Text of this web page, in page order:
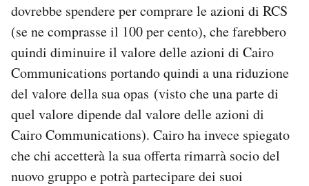
dovrebbe spendere per comprare le azioni di RCS
(se ne comprasse il 100 per cento), che farebbero
quindi diminuire il valore delle azioni di Cairo
Communications portando quindi a una riduzione
del valore della sua opas (visto che una parte di
quel valore dipende dal valore delle azioni di
Cairo Communications). Cairo ha invece spiegato
che chi accetterà la sua offerta rimarrà socio del
nuovo gruppo e potrà partecipare dei suoi